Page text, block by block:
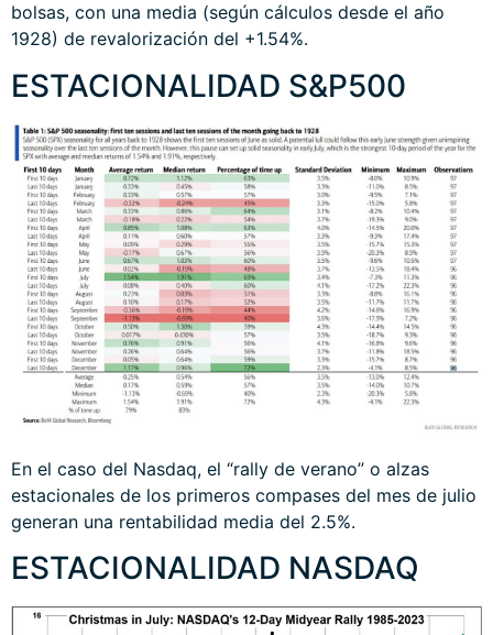
bolsas, con una media (según cálculos desde el año
1928) de revalorización del +1.54%.
ESTACIONALIDAD S&P500
En el caso del Nasdaq, el “rally de verano” o alzas
estacionales de los primeros compases del mes de julio
generan una rentabilidad media del 2.5%.
ESTACIONALIDAD NASDAQ